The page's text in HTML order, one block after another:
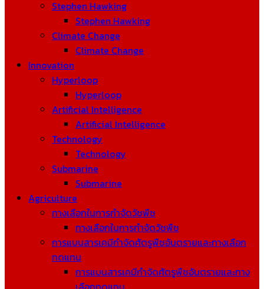
Stephen Hawking
Stephen Hawking
Climate Change
Climate Change
Innovation
Hyperloop
Hyperloop
Artificial Intelligence
Artificial Intelligence
Technology
Technology
Submarine
Submarine
Agriculture
ทางเลือกในการกำจัดวัชพืช
ทางเลือกในการกำจัดวัชพืช
การแบนสารเคมีกำจัดศัตรูพืชอันตรายและทางเลือก
ทดแทน
การแบนสารเคมีกำจัดศัตรูพืชอันตรายและทาง